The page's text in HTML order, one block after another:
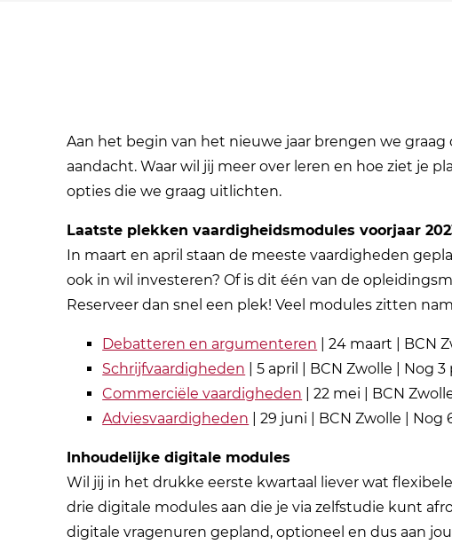
Aan het begin van het nieuwe jaar brengen we
aandacht. Waar wil jij meer over leren en hoe ziet je
opties die we graag uitlichten.
Laatste plekken vaardigheidsmodules voorjaar
In maart en april staan de meeste vaardigheden
ook in wil investeren? Of is dit één van de
Reserveer dan snel een plek! Veel modules zitten
Debatteren en argumenteren | 24 maart | BCN
Schrijfvaardigheden | 5 april | BCN Zwolle | Nog
Commerciële vaardigheden | 22 mei | BCN
Adviesvaardigheden | 29 juni | BCN Zwolle | Nog
Inhoudelijke digitale modules
Wil jij in het drukke eerste kwartaal liever wat
drie digitale modules aan die je via zelfstudie kunt
digitale vragenuren gepland, optioneel en dus aan